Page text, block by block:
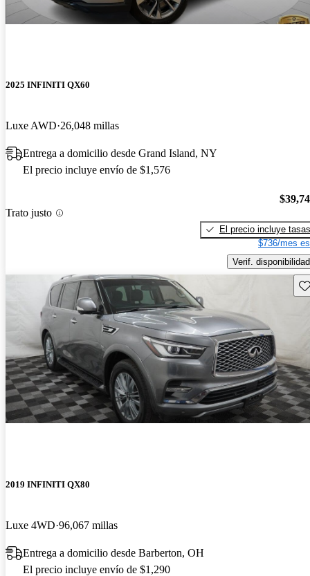
2025 INFINITI QX60
Luxe AWD 26,048 millas
Entrega a domicilio desde Grand Island, NY
El precio incluye envío de $1,576
Trato justo
El precio incluye tasas
$736/mes
Verif. disponibilidad
2019 INFINITI QX80
Luxe 4WD 96,067 millas
Entrega a domicilio desde Barberton, OH
El precio incluye envío de $1,290